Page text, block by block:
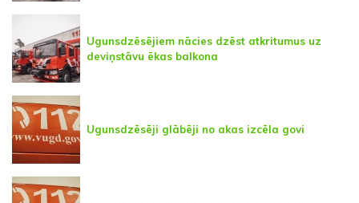
Ugunsdzēsējiem nācies dzēst atkritumus uz
deviņstāvu ēkas balkona
Ugunsdzēsēji glābēji no akas izcēla govi